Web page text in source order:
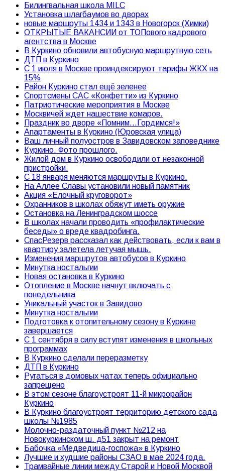
Билингвальная школа MILC
Установка шлагбаумов во дворах
новые маршруты 1434 и 1343 в Новогорск (Химки)
ОТКРЫТЫЕ ВАКАНСИИ от ТОПового кадрового
агентства в Москве
В Куркино обновили автобусную маршрутную сеть
ДТП в Куркино
С 1 июля в Москве проиндексируют тарифы ЖКХ на
15%
Район Куркино стал ещё зеленее
Спортсмены САС «Конфетти» из Куркино
Патриотические мероприятия в Москве
Москвичей ждет нашествие комаров.
Праздник во дворе «Помним…Гордимся!»
Апартаменты в Куркино (Юровская улица)
Ваш личный полуостров в Завидовском заповеднике
Куркино. Фото прошлого.
Жилой дом в Куркино освободили от незаконной
пристройки.
С 18 января меняются маршруты в Куркино.
На Аллее Славы установили новый памятник
Акция «Елочный круговорот»
Охранников в школах обяжут иметь оружие
Остановка на Ленинградском шоссе
В школах начали проводить «профилактические
беседы» о вреде квадробинга.
СпасРезерв рассказал как действовать, если к вам в
квартиру залетела летучая мышь.
Изменения маршрутов автобусов в Куркино
Минутка ностальгии
Новая остановка в Куркино
Отопление в Москве начнут включать с
понедельника
Уникальный участок в Завидово
Минутка ностальгии
Подготовка к отопительному сезону в Куркине
завершается
С 1 сентября в силу вступят изменения в школьных
программах
В Куркино сделали переразметку
ДТП в Куркино
Ругаться в домовых чатах теперь официально
запрещено
В этом сезоне благоустроят 11-й микрорайон
Куркино
В Куркино благоустроят территорию детского сада
школы №1985
Молочно-раздаточный пункт №212 на
Новокуркинском ш. д51 закрыт на ремонт
Бабочка «Медведица-госпожа» в Куркино
Лучшие и худшие районы СЗАО в мае 2024 года.
Трамвайные линии между Старой и Новой Москвой